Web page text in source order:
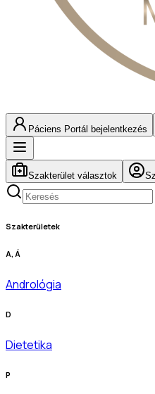
Páciens Portál bejelentkezés
Szakterület választok
Szakterületek
A, Á
Andrológia
D
Dietetika
P